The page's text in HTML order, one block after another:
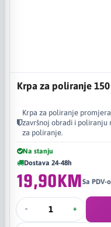
Krpa za poliranje
Krpa za poliranje
završnoj obradi i poliranju
za poliranje.
Na stanju
Dostava 24-48h
19,90KMSa PDV-
- +